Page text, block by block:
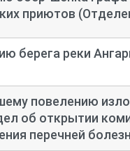
приютов
берега реки
повелению
об открытии
перечней